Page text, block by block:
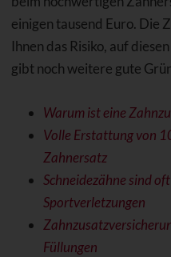
einigen tausend Euro. Die
Ihnen das Risiko, auf
gibt noch weitere gute
Warum ist eine
Volle Erstattung von
Zahnersatz
Schneidezähne sind
Sportverletzungen
Füllungen